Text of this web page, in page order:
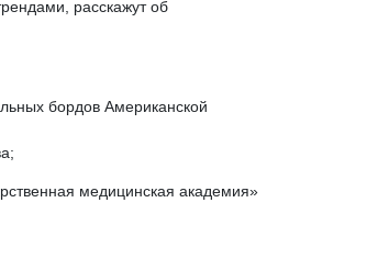
расскажут об
бордов Американской
медицинская академия»